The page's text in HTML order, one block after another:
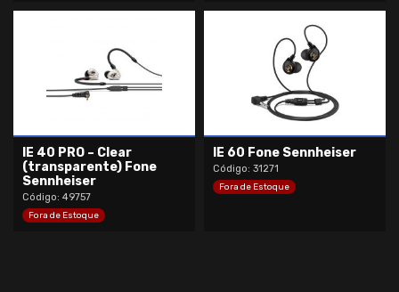
IE 40 PRO – Clear
(transparente) Fone
Sennheiser
Código: 49757
Fora de Estoque
IE 60 Fone Sennheiser
Código: 31271
Fora de Estoque